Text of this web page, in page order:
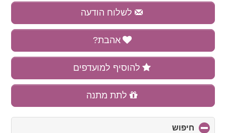
לשלוח הודעה
אהבת?
להוסיף למועדפים
לתת מתנה
חיפוש